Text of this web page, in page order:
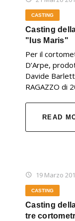
CASTING
Casting
"Ius Maris"
Per il
D’Arpe,
Davide
RAGAZZO di
READ
19 Marzo
CASTING
Casting
tre